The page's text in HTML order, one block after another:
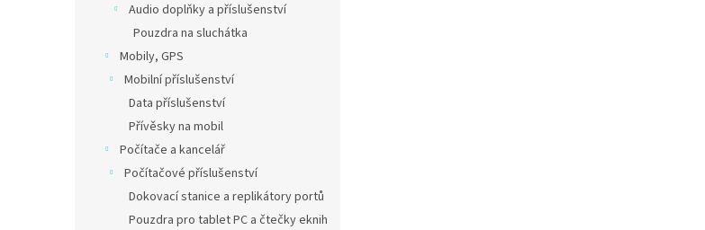
Audio doplňky a příslušenství
Pouzdra na sluchátka
Mobily, GPS
Mobilní příslušenství
Data příslušenství
Přívěsky na mobil
Počítače a kancelář
Počítačové příslušenství
Dokovací stanice a replikátory portů
Pouzdra pro tablet PC a čtečky eknih